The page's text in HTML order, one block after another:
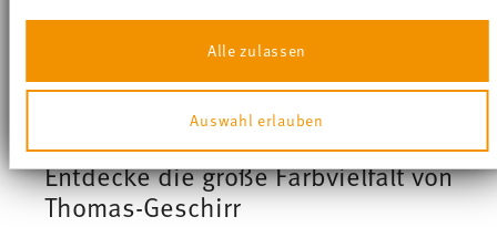
personalisieren, Funktionen für soziale Medien
anbieten zu können und die Zugriffe auf unsere Website
Ihrer Verwendung unserer Website an unsere Partner für
Partner führen diese Informationen möglicherweise mit
weiteren Daten zusammen, die Sie ihnen bereitgestellt
haben oder die sie im Rahmen Ihrer Nutzung der
Alle zulassen
Auswahl erlauben
bis zummutigen Farb-Mix
bunte Thomas-Geschirr aus und machen es so
Entdecke die große Farbvielfalt von
Thomas-Geschirr